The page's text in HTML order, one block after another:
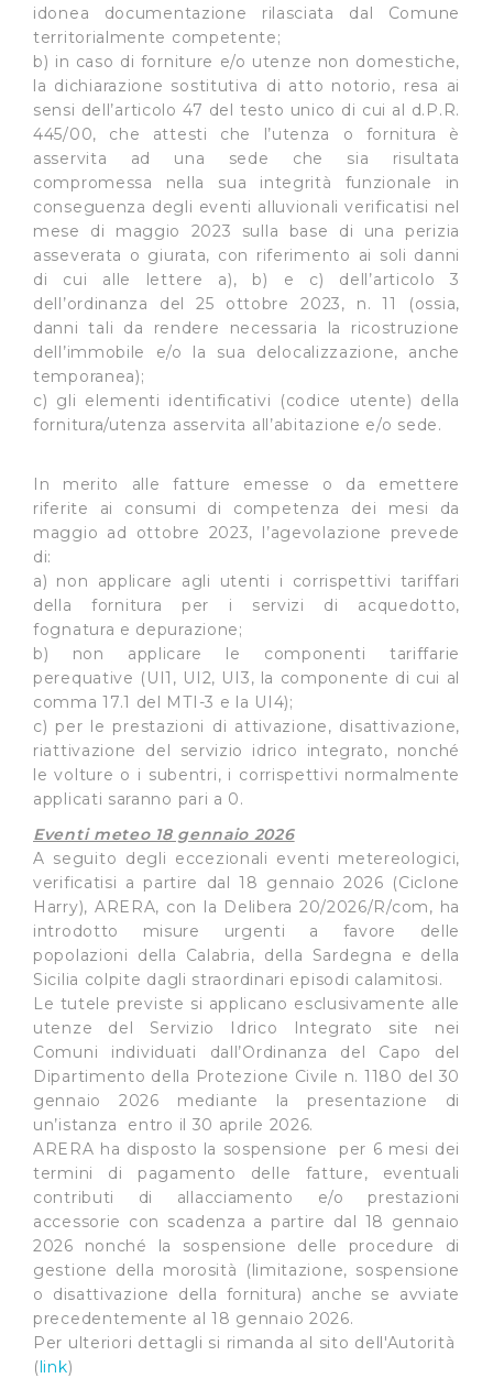
idonea documentazione rilasciata dal Comune
territorialmente competente;
b) in caso di forniture e/o utenze non domestiche,
la dichiarazione sostitutiva di atto notorio, resa ai
sensi dell’articolo 47 del testo unico di cui al d.P.R.
445/00, che attesti che l’utenza o fornitura è
asservita ad una sede che sia risultata
compromessa nella sua integrità funzionale in
conseguenza degli eventi alluvionali verificatisi nel
mese di maggio 2023 sulla base di una perizia
asseverata o giurata, con riferimento ai soli danni
di cui alle lettere a), b) e c) dell’articolo 3
dell’ordinanza del 25 ottobre 2023, n. 11 (ossia,
danni tali da rendere necessaria la ricostruzione
dell’immobile e/o la sua delocalizzazione, anche
temporanea);
c) gli elementi identificativi (codice utente) della
fornitura/utenza asservita all’abitazione e/o sede.
In merito alle fatture emesse o da emettere
riferite ai consumi di competenza dei mesi da
maggio ad ottobre 2023, l’agevolazione prevede
di:
a) non applicare agli utenti i corrispettivi tariffari
della fornitura per i servizi di acquedotto,
fognatura e depurazione;
b) non applicare le componenti tariffarie
perequative (UI1, UI2, UI3, la componente di cui al
comma 17.1 del MTI-3 e la UI4);
c) per le prestazioni di attivazione, disattivazione,
riattivazione del servizio idrico integrato, nonché
le volture o i subentri, i corrispettivi normalmente
applicati saranno pari a 0.
Eventi meteo 18 gennaio 2026
A seguito degli eccezionali eventi metereologici,
verificatisi a partire dal 18 gennaio 2026 (Ciclone
Harry), ARERA, con la Delibera 20/2026/R/com, ha
introdotto misure urgenti a favore delle
popolazioni della Calabria, della Sardegna e della
Sicilia colpite dagli straordinari episodi calamitosi.
Le tutele previste si applicano esclusivamente alle
utenze del Servizio Idrico Integrato site nei
Comuni individuati dall’Ordinanza del Capo del
Dipartimento della Protezione Civile n. 1180 del 30
gennaio 2026 mediante la presentazione di
un’istanza entro il 30 aprile 2026.
ARERA ha disposto la sospensione per 6 mesi dei
termini di pagamento delle fatture, eventuali
contributi di allacciamento e/o prestazioni
accessorie con scadenza a partire dal 18 gennaio
2026 nonché la sospensione delle procedure di
gestione della morosità (limitazione, sospensione
o disattivazione della fornitura) anche se avviate
precedentemente al 18 gennaio 2026.
Per ulteriori dettagli si rimanda al sito dell'Autorità
(link)